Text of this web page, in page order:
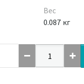
Вес
0.087 кг